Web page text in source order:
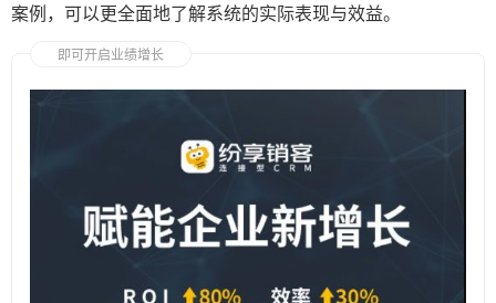
案例，可以更全面地了解系统的实际表现与效益。
即可开启业绩增长